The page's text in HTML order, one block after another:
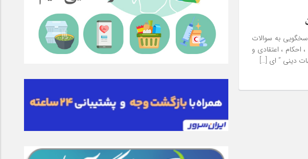
به سوالات
، اعتقادی و
دینی ” ای […]